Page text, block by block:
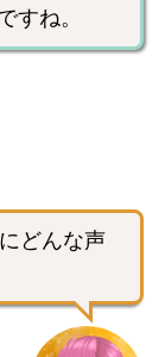
すね。
どんな声